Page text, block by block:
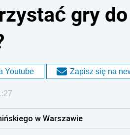
gry
Youtube Zapisz się na
w Warszawie